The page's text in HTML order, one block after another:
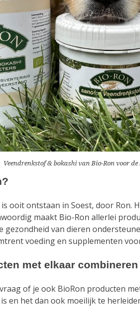
Veendrenkstof & bokashi van Bio-Ron voor de
ooit ontstaan in Soest, door Ron.
maakt Bio-Ron allerlei
gezondheid van dieren
voeding en supplementen
met elkaar combineren
of je ook BioRon producten
en het dan ook moeilijk te